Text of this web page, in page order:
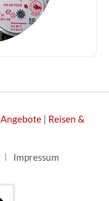
Angebote| Reisen &
Impressum